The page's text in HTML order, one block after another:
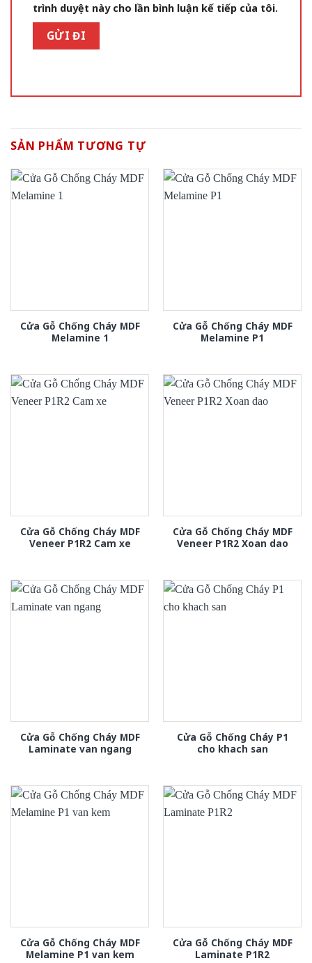
trình duyệt này cho lần bình luận kế tiếp của tôi.
SẢN PHẨM TƯƠNG TỰ
Cửa Gỗ Chống Cháy MDF
Melamine 1
Cửa Gỗ Chống Cháy MDF
Melamine P1
Cửa Gỗ Chống Cháy MDF
Veneer P1R2 Cam xe
Cửa Gỗ Chống Cháy MDF
Veneer P1R2 Xoan dao
Cửa Gỗ Chống Cháy MDF
Laminate van ngang
Cửa Gỗ Chống Cháy P1
cho khach san
Cửa Gỗ Chống Cháy MDF
Melamine P1 van kem
Cửa Gỗ Chống Cháy MDF
Laminate P1R2